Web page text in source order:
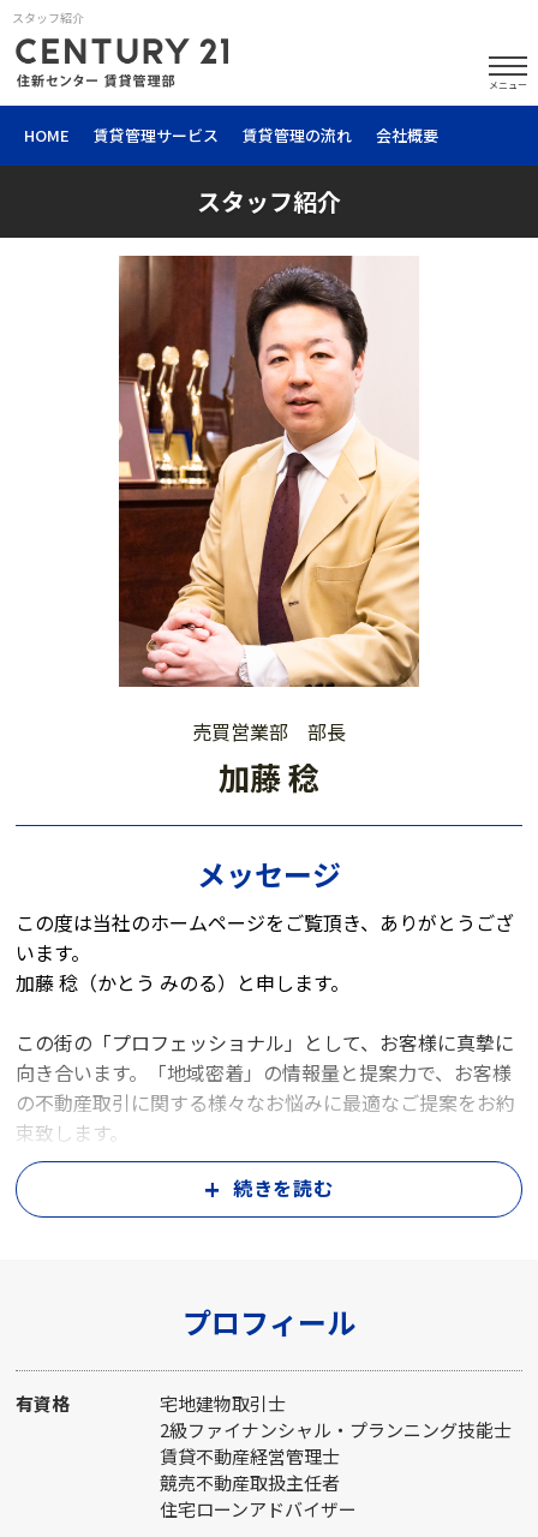
スタッフ紹介
メニュー
HOME 賃貸管理サービス 賃貸管理の流れ 会社概要
スタッフ紹介
売買営業部 部長
加藤 稔
メッセージ
この度は当社のホームページをご覧頂き、ありがとうござ
います。
加藤 稔（かとう みのる）と申します。
この街の「プロフェッショナル」として、お客様に真摯に
向き合います。「地域密着」の情報量と提案力で、お客様
の不動産取引に関する様々なお悩みに最適なご提案をお約
束致します。
些細なことでもお気軽にご相談ください。
誠心誠意ご対応させて頂きます。些細なことでもお気軽に
続きを読む
プロフィール
有資格
宅地建物取引士
2級ファイナンシャル・プランニング技能士
賃貸不動産経営管理士
競売不動産取扱主任者
住宅ローンアドバイザー